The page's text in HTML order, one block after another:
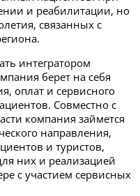
и реабилитации, но
связанных с
интегратором
берет на себя
оплат и сервисного
Совместно с
компания займется
направления,
и туристов,
них и реализацией
с участием сервисных